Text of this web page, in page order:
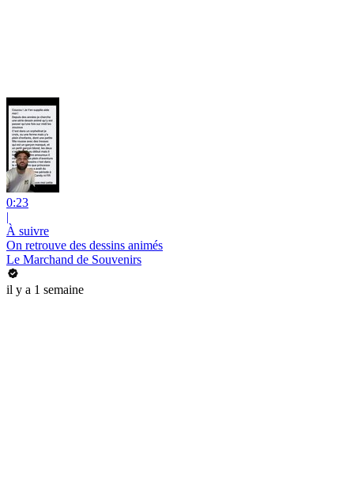
0:23
|
À suivre
On retrouve des dessins animés
Le Marchand de Souvenirs
il y a 1 semaine